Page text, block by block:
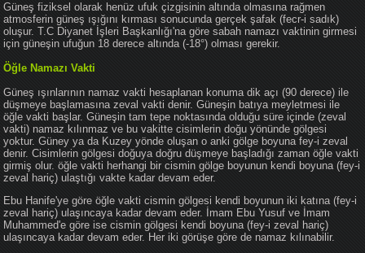
Güneş fiziksel olarak henüz ufuk çizgisinin altında olmasına rağmen
atmosferin güneş ışığını kırması sonucunda gerçek şafak (fecr-i sadık)
oluşur. T.C Diyanet İşleri Başkanlığı'na göre sabah namazı vaktinin girmesi
için güneşin ufuğun 18 derece altında (-18°) olması gerekir.
Öğle Namazı Vakti
Güneş ışınlarının namaz vakti hesaplanan konuma dik açı (90 derece) ile
düşmeye başlamasına zeval vakti denir. Güneşin batıya meyletmesi ile
öğle vakti başlar. Güneşin tam tepe noktasında olduğu süre içinde (zeval
vakti) namaz kılınmaz ve bu vakitte cisimlerin doğu yönünde gölgesi
yoktur. Güney ya da Kuzey yönde oluşan o anki gölge boyuna fey-i zeval
denir. Cisimlerin gölgesi doğuya doğru düşmeye başladığı zaman öğle vakti
girmiş olur. öğle vakti herhangi bir cismin gölge boyunun kendi boyuna (fey-i
zeval hariç) ulaştığı vakte kadar devam eder.
Ebu Hanife'ye göre öğle vakti cismin gölgesi kendi boyunun iki katına (fey-i
zeval hariç) ulaşıncaya kadar devam eder. İmam Ebu Yusuf ve İmam
Muhammed'e göre ise cismin gölgesi kendi boyuna (fey-i zeval hariç)
ulaşıncaya kadar devam eder. Her iki görüşe göre de namaz kılınabilir.